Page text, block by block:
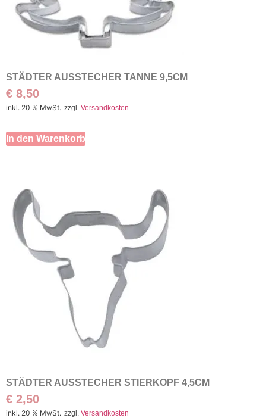
STÄDTER AUSSTECHER TANNE 9,5CM
€ 8,50
inkl. 20 % MwSt. zzgl. Versandkosten
In den Warenkorb
STÄDTER AUSSTECHER STIERKOPF 4,5CM
€ 2,50
inkl. 20 % MwSt. zzgl. Versandkosten